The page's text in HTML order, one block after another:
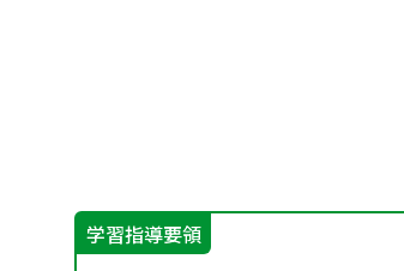
学習指導要領